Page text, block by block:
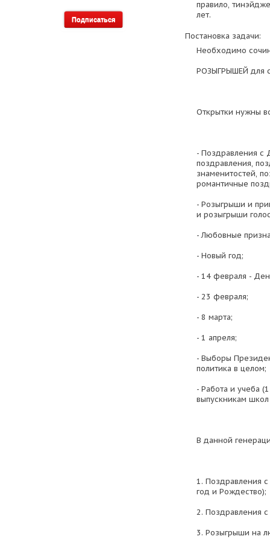
правило,
лет.
Постановка задачи:
Необходимо
РОЗЫГРЫШЕЙ для
Открытки нужны
- Поздравления с
поздравления,
знаменитостей,
романтичные
- Розыгрыши и
и розыгрыши
- Любовные
- Новый год;
- 14 февраля -
- 23 февраля;
- 8 марта;
- 1 апреля;
- Выборы
политика в целом;
- Работа и учеба
выпускникам
В данной
1. Поздравления
год и Рождество);
2. Поздравления
3. Розыгрыши на